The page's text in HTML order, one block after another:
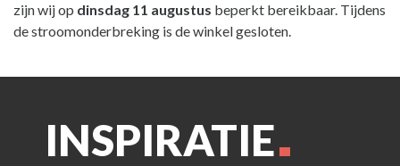
zijn wij op dinsdag 11 augustus beperkt bereikbaar. Tijdens
de stroomonderbreking is de winkel gesloten.
INSPIRATIE